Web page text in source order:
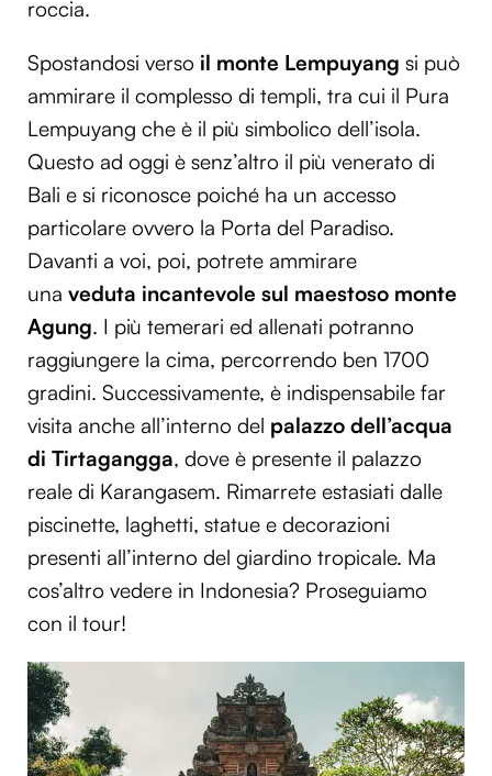
roccia.
Spostandosi verso il monte Lempuyang si può
ammirare il complesso di templi, tra cui il Pura
Lempuyang che è il più simbolico dell’isola.
Questo ad oggi è senz’altro il più venerato di
Bali e si riconosce poiché ha un accesso
particolare ovvero la Porta del Paradiso.
Davanti a voi, poi, potrete ammirare
una veduta incantevole sul maestoso monte
Agung. I più temerari ed allenati potranno
raggiungere la cima, percorrendo ben 1700
gradini. Successivamente, è indispensabile far
visita anche all’interno del palazzo dell’acqua
di Tirtagangga, dove è presente il palazzo
reale di Karangasem. Rimarrete estasiati dalle
piscinette, laghetti, statue e decorazioni
presenti all’interno del giardino tropicale. Ma
cos’altro vedere in Indonesia? Proseguiamo
con il tour!